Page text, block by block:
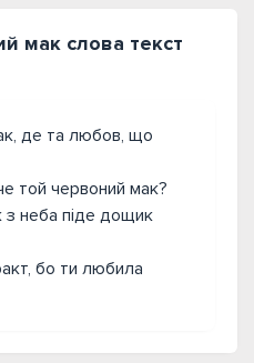
мак слова текст
де та любов, що
той червоний мак?
неба піде дощик
бо ти любила